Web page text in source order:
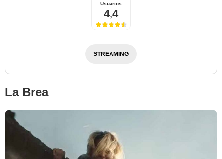
Usuarios
4,4
STREAMING
La Brea